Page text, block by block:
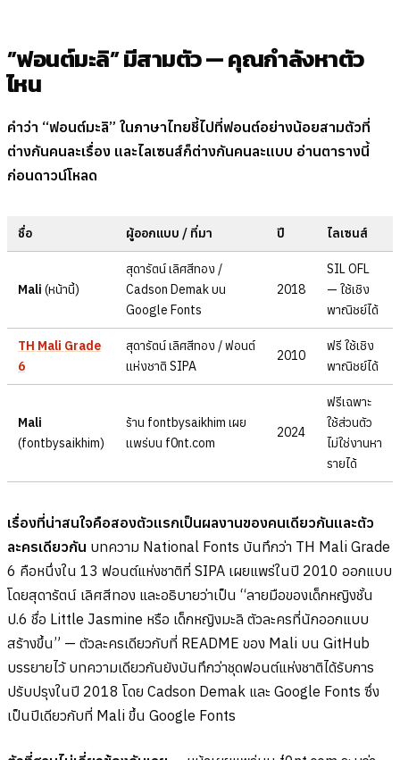
”ฟอนต์มะลิ” มีสามตัว — คุณกำลังหาตัว
ไหน
คำว่า “ฟอนต์มะลิ” ในภาษาไทยชี้ไปที่ฟอนต์อย่างน้อยสามตัวที่
ต่างกันคนละเรื่อง และไลเซนส์ก็ต่างกันคนละแบบ อ่านตารางนี้
ก่อนดาวน์โหลด
ชื่อ ผู้ออกแบบ / ที่มา ปี ไลเซนส์
Mali (หน้านี้)
สุดารัตน์ เลิศสีทอง /
Cadson Demak บน
Google Fonts
2018
SIL OFL
— ใช้เชิง
พาณิชย์ได้
TH Mali Grade
6
สุดารัตน์ เลิศสีทอง / ฟอนต์
แห่งชาติ SIPA
2010
ฟรี ใช้เชิง
พาณิชย์ได้
Mali
(fontbysaikhim)
ร้าน fontbysaikhim เผย
แพร่บน f0nt.com
2024
ฟรีเฉพาะ
ใช้ส่วนตัว
ไม่ใช่งานหา
รายได้
เรื่องที่น่าสนใจคือสองตัวแรกเป็นผลงานของคนเดียวกันและตัว
ละครเดียวกัน บทความ National Fonts บันทึกว่า TH Mali Grade
6 คือหนึ่งใน 13 ฟอนต์แห่งชาติที่ SIPA เผยแพร่ในปี 2010 ออกแบบ
โดยสุดารัตน์ เลิศสีทอง และอธิบายว่าเป็น “ลายมือของเด็กหญิงชั้น
ป.6 ชื่อ Little Jasmine หรือ เด็กหญิงมะลิ ตัวละครที่นักออกแบบ
สร้างขึ้น” — ตัวละครเดียวกับที่ README ของ Mali บน GitHub
บรรยายไว้ บทความเดียวกันยังบันทึกว่าชุดฟอนต์แห่งชาติได้รับการ
ปรับปรุงในปี 2018 โดย Cadson Demak และ Google Fonts ซึ่ง
เป็นปีเดียวกับที่ Mali ขึ้น Google Fonts